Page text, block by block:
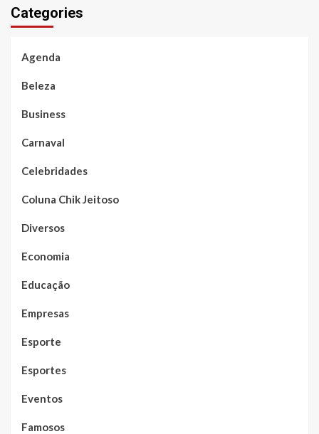
Categories
Agenda
Beleza
Business
Carnaval
Celebridades
Coluna Chik Jeitoso
Diversos
Economia
Educação
Empresas
Esporte
Esportes
Eventos
Famosos